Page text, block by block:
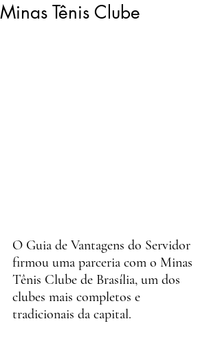
Minas Tênis Clube
O Guia de Vantagens do Servidor
firmou uma parceria com o Minas
Tênis Clube de Brasília, um dos
clubes mais completos e
tradicionais da capital.